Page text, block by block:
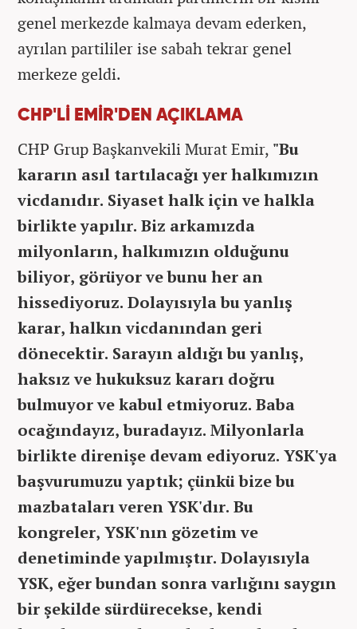
genel merkezde kalmaya devam ederken,
ayrılan partililer ise sabah tekrar genel
merkeze geldi.
CHP'Lİ EMİR'DEN AÇIKLAMA
CHP Grup Başkanvekili Murat Emir, "Bu
kararın asıl tartılacağı yer halkımızın
vicdanıdır. Siyaset halk için ve halkla
birlikte yapılır. Biz arkamızda
milyonların, halkımızın olduğunu
biliyor, görüyor ve bunu her an
hissediyoruz. Dolayısıyla bu yanlış
karar, halkın vicdanından geri
dönecektir. Sarayın aldığı bu yanlış,
haksız ve hukuksuz kararı doğru
bulmuyor ve kabul etmiyoruz. Baba
ocağındayız, buradayız. Milyonlarla
birlikte direnişe devam ediyoruz. YSK'ya
başvurumuzu yaptık; çünkü bize bu
mazbataları veren YSK'dır. Bu
kongreler, YSK'nın gözetim ve
denetiminde yapılmıştır. Dolayısıyla
YSK, eğer bundan sonra varlığını saygın
bir şekilde sürdürecekse, kendi